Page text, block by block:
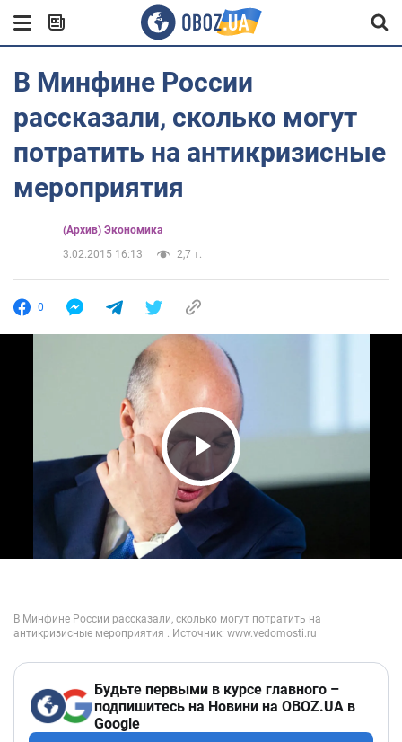
В Минфине России
рассказали, сколько могут
потратить на антикризисные
мероприятия
(Архив) Экономика
3.02.2015 16:13
2,7 т.
0
Play Video
Будьте первыми в курсе главного –
подпишитесь на Новини на OBOZ.UA в
Google